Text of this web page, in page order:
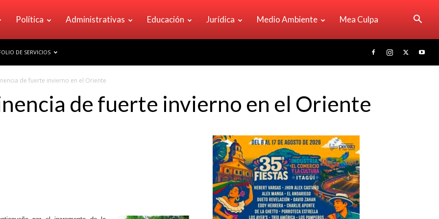
Política Administrativas Educación Jurídica Medio Ambiente Mea Culpa
DE SERVICIOS
de fuerte invierno en el Oriente
de fuerte invierno en el Oriente